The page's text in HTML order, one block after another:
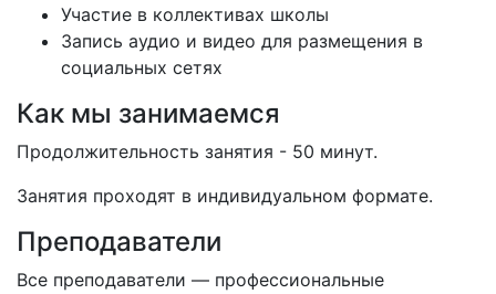
Участие в коллективах школы
Запись аудио и видео для размещения в
социальных сетях
Как мы занимаемся
Продолжительность занятия - 50 минут.
Занятия проходят в индивидуальном формате.
Преподаватели
Все преподаватели — профессиональные